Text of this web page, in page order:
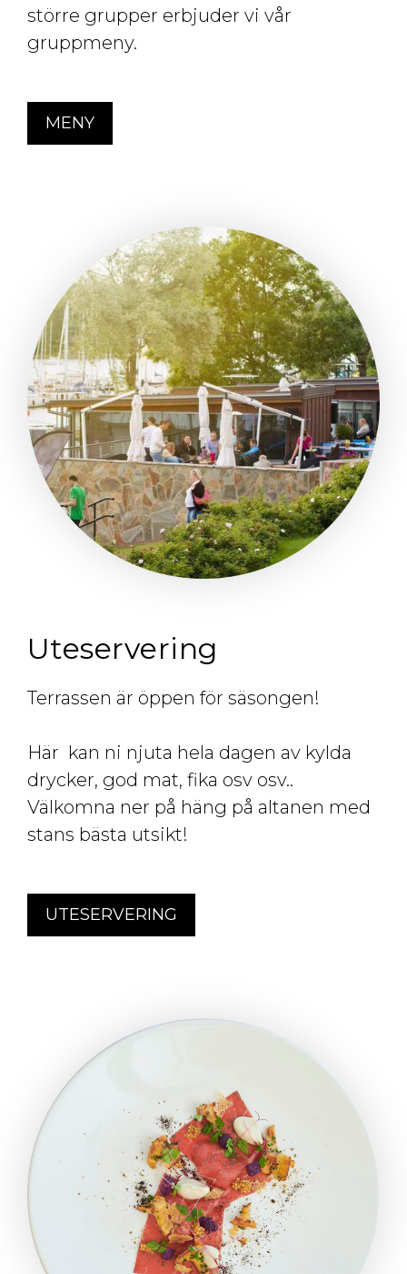
större grupper erbjuder vi vår
gruppmeny.
MENY
Uteservering
Terrassen är öppen för säsongen!
Här kan ni njuta hela dagen av kylda
drycker, god mat, fika osv osv..
Välkomna ner på häng på altanen med
stans bästa utsikt!
UTESERVERING